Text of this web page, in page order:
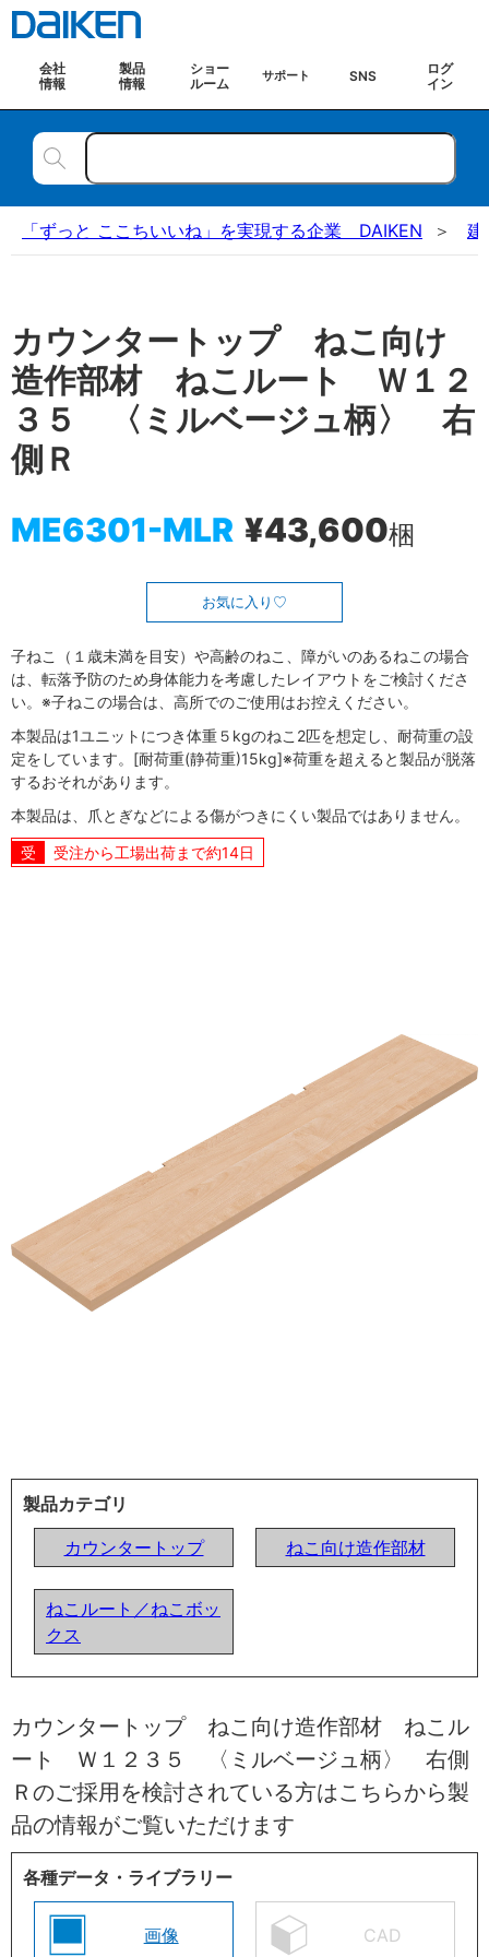
会社
情報
製品
情報
ショー
ルーム
サポート SNS
ログ
イン
「ずっと ここちいいね」を実現する企業 DAIKEN 建
カウンタートップ ねこ向け
造作部材 ねこルート Ｗ１２
３５ 〈ミルベージュ柄〉 右
側Ｒ
ME6301-MLR ¥43,600梱
お気に入り
子ねこ（１歳未満を目安）や高齢のねこ、障がいのあるねこの場合
は、転落予防のため身体能力を考慮したレイアウトをご検討くださ
い。※子ねこの場合は、高所でのご使用はお控えください。
本製品は1ユニットにつき体重５kgのねこ2匹を想定し、耐荷重の設
定をしています。[耐荷重(静荷重)15kg]※荷重を超えると製品が脱落
するおそれがあります。
本製品は、爪とぎなどによる傷がつきにくい製品ではありません。
受注から工場出荷まで約14日
製品カテゴリ
カウンタートップ
ねこ向け造作部材
ねこルート／ねこボッ
クス
カウンタートップ ねこ向け造作部材 ねこル
ート Ｗ１２３５ 〈ミルベージュ柄〉 右側
Ｒのご採用を検討されている方はこちらから製
品の情報がご覧いただけます
各種データ・ライブラリー
画像 CAD